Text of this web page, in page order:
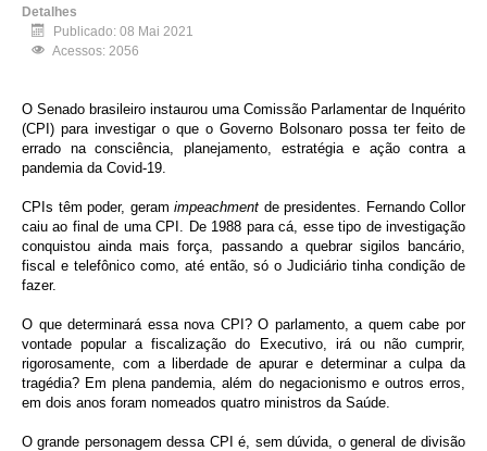
Detalhes
Publicado: 08 Mai 2021
Acessos: 2056
O Senado brasileiro instaurou uma Comissão Parlamentar de Inquérito
(CPI) para investigar o que o Governo Bolsonaro possa ter feito de
errado na consciência, planejamento, estratégia e ação contra a
pandemia da Covid-19.
CPIs têm poder, geram impeachment de presidentes. Fernando Collor
caiu ao final de uma CPI. De 1988 para cá, esse tipo de investigação
conquistou ainda mais força, passando a quebrar sigilos bancário,
fiscal e telefônico como, até então, só o Judiciário tinha condição de
fazer.
O que determinará essa nova CPI? O parlamento, a quem cabe por
vontade popular a fiscalização do Executivo, irá ou não cumprir,
rigorosamente, com a liberdade de apurar e determinar a culpa da
tragédia? Em plena pandemia, além do negacionismo e outros erros,
em dois anos foram nomeados quatro ministros da Saúde.
O grande personagem dessa CPI é, sem dúvida, o general de divisão